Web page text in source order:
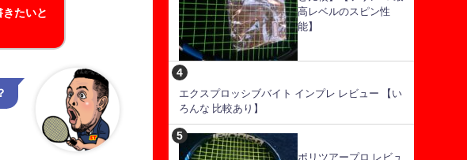
たいと
高レベルのスピン性
能】
エクスプロッシブバイト インプレ レビュー 【い
ろんな 比較あり】
ポリツアープロ レビュ